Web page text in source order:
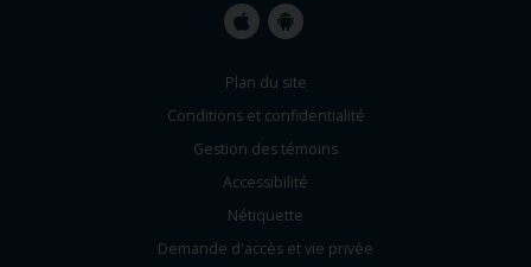
StoreStore
Plan du site
Conditions et confidentialité
Gestion des témoins
Accessibilité
Nétiquette
Demande d'accès et vie privée